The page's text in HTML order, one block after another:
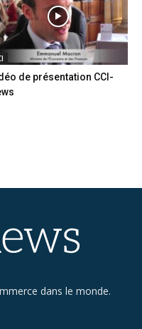
de présentation CCI-
dans le monde.